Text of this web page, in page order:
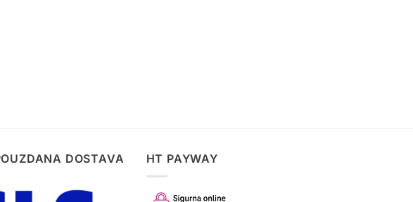
DOSTAVA HT PAYWAY